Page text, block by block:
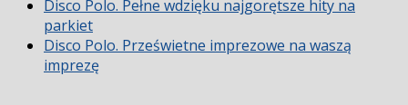
Disco Polo. Pełne wdzięku najgorętsze hity na
parkiet
Disco Polo. Prześwietne imprezowe na waszą
imprezę